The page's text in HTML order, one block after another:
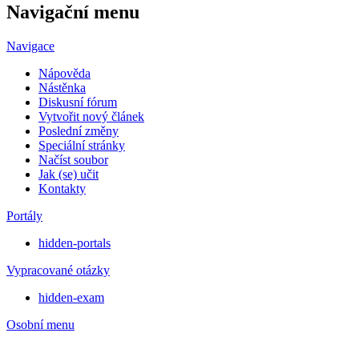
Navigační menu
Navigace
Nápověda
Nástěnka
Diskusní fórum
Vytvořit nový článek
Poslední změny
Speciální stránky
Načíst soubor
Jak (se) učit
Kontakty
Portály
hidden-portals
Vypracované otázky
hidden-exam
Osobní menu